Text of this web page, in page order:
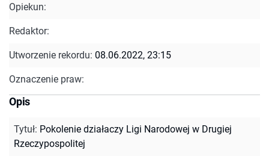
Opiekun:
Redaktor:
Utworzenie rekordu: 08.06.2022, 23:15
Oznaczenie praw:
Opis
Tytuł: Pokolenie działaczy Ligi Narodowej w Drugiej
Rzeczypospolitej